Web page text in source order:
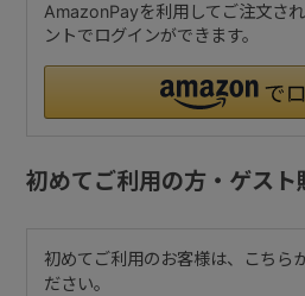
AmazonPayを利用してご注文さ
ントでログインができます。
初めてご利用の方・ゲスト
初めてご利用のお客様は、こちら
ださい。